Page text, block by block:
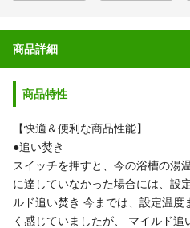
商品詳細
商品特性
【快適＆便利な商品性能】
●追い焚き
スイッチを押すと、今の浴槽の湯
に達していなかった場合には、設
ルド追い焚き 今までは、設定温度
く感じていましたが、 マイルド